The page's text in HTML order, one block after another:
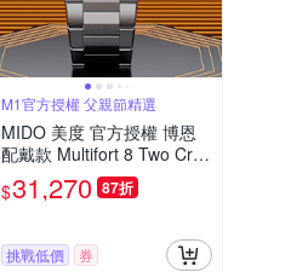
M1官方授權 父親節精選
MIDO 美度 官方授權 博恩
配戴款 Multifort 8 Two Cro
wns 先鋒系列 幾何八角機械
錶 寵爸時刻 送禮推薦-黑 M
$31,270 87折
挑戰低價 券